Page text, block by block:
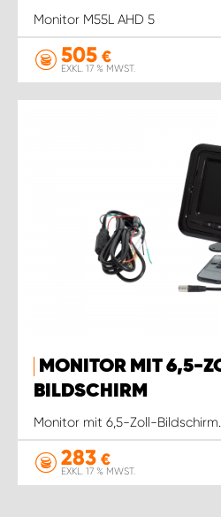
Monitor M55L AHD 5
505 €
EXKL. 17 % MWST.
MONITOR MIT 6,5-
BILDSCHIRM
Monitor mit 6,5-Zoll-Bildschirm.
283 €
EXKL. 17 % MWST.